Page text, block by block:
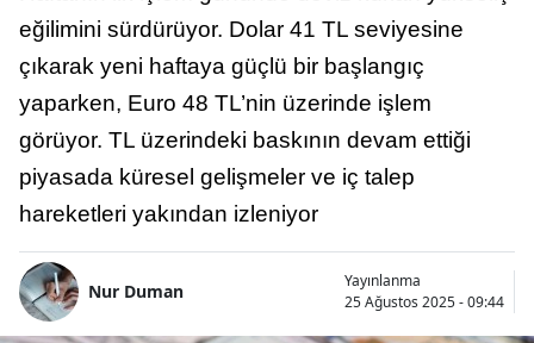
eğilimini sürdürüyor. Dolar 41 TL seviyesine
çıkarak yeni haftaya güçlü bir başlangıç
yaparken, Euro 48 TL’nin üzerinde işlem
görüyor. TL üzerindeki baskının devam ettiği
piyasada küresel gelişmeler ve iç talep
hareketleri yakından izleniyor
Nur Duman
Yayınlanma
25 Ağustos 2025 - 09:44